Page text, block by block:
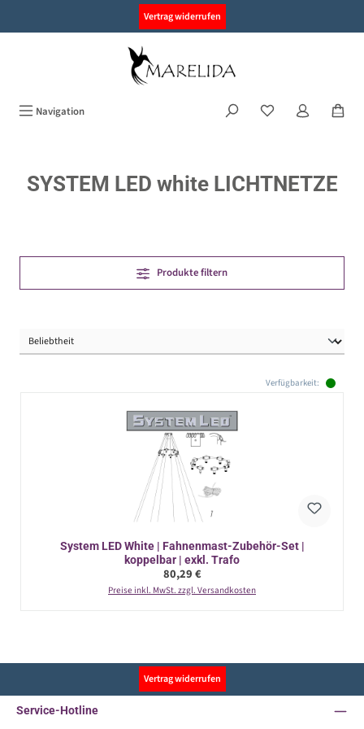
Vertrag widerrufen
Navigation
SYSTEM LED white LICHTNETZE
Produkte filtern
Verfügbarkeit:
System LED White | Fahnenmast-Zubehör-Set |
koppelbar | exkl. Trafo
Regulärer Preis:
80,29 €
Preise inkl. MwSt. zzgl. Versandkosten
Vertrag widerrufen
Service-Hotline